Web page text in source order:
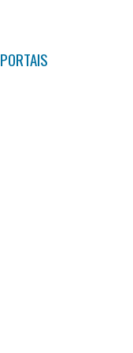
PORTAIS